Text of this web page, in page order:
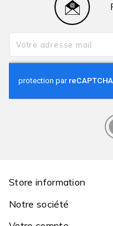
Store information
Notre société